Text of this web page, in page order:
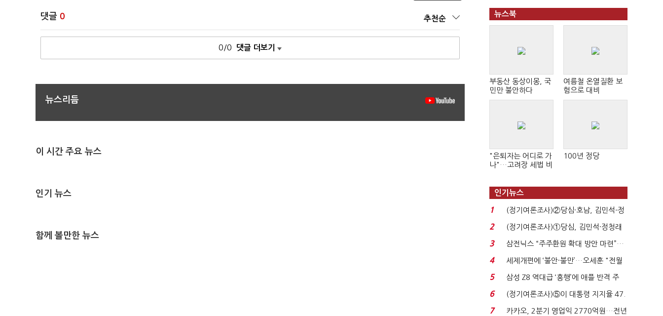
댓글 0 추천순
0/0 댓글 더보기
뉴스리듬
이 시간 주요 뉴스
인기 뉴스
함께 볼만한 뉴스
뉴스북
부동산 동상이몽, 국
민만 불안하다
여름철 온열질환 보
험으로 대비
"은퇴자는 어디로 가
나"…고려장 세법 비
100년 정당
인기뉴스
1
(정기여론조사)②당심·호남, 김민석-정
청래 '초접전'...
2
(정기여론조사)①당심, 김민석·정청래
'초접전'…대통령 ...
3
삼전닉스 “주주환원 확대 방안 마련”…
로이터에 성명...
4
세제개편에 ‘불안·불만’…오세훈 "전월
세 구하기 더 ...
5
삼성 Z8 역대급 ‘흥행’에 애플 반격 주
목…9월 ‘폴...
6
(정기여론조사)⑤이 대통령 지지율 47.
7%…일주일 만에 ...
7 카카오, 2분기 영업익 2770억원…전년